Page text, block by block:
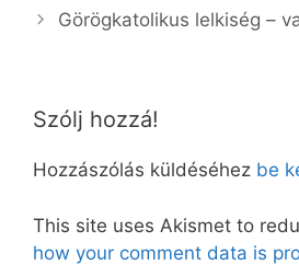
Görögkatolikus lelkiség –
Szólj hozzá!
Hozzászólás küldéséhez be
This site uses Akismet to
how your comment data is